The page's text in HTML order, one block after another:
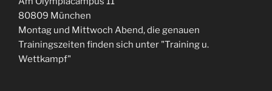
80809 München
Montag und Mittwoch Abend, die genauen
Trainingszeiten finden sich unter "Training u.
Wettkampf"